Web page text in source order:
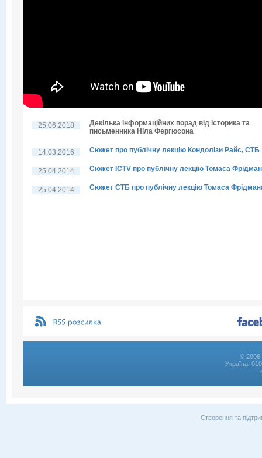
25.06.2018
Декілька інформаційних порад від історика та
письменника Ніла Фергюсона
14.03.2016 Сюжет про публічну лекцію Кондолізи Райс, СТБ
25.04.2014 Сюжет ICTV про публічну лекцію Томаса
25.04.2014 Сюжет СТБ про публічну лекцію Томаса
© 2006
Україна,
Створення та